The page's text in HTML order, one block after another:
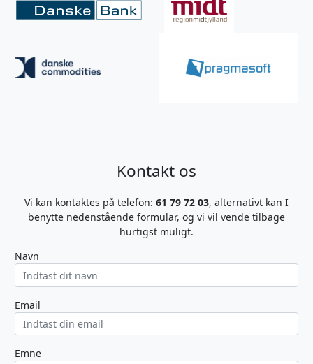
Kontakt os
Vi kan kontaktes på telefon: 61 79 72 03, alternativt kan I
benytte nedenstående formular, og vi vil vende tilbage
hurtigst muligt.
Navn
Email
Emne